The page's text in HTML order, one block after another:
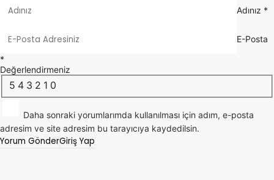
Adınız *
E-Posta
*
Değerlendirmeniz
5 4 3 2 1 0
Daha sonraki yorumlarımda kullanılması için adım, e-posta
adresim ve site adresim bu tarayıcıya kaydedilsin.
Yorum GönderGiriş Yap